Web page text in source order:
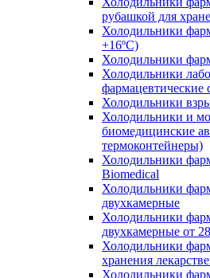
рубашкой для
Холодильники
+16ºС)
Холодильники
Холодильники
фармацевтические
Холодильники
Холодильники и
биомедицинские
термоконтейнеры)
Холодильники
Biomedical
Холодильники
двухкамерные
Холодильники
двухкамерные от
Холодильники
хранения
Холодильники